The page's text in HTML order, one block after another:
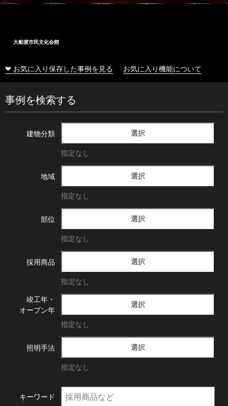
大船渡市民文化会館
❤ お気に入り保存した事例を見る お気に入り機能について
事例を検索する
建物分類 選択
指定なし
地域 選択
指定なし
部位 選択
指定なし
採用商品 選択
指定なし
竣工年・
オープン年
選択
指定なし
照明手法 選択
指定なし
キーワード